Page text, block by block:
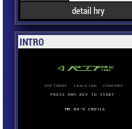
detail hry
INTRO